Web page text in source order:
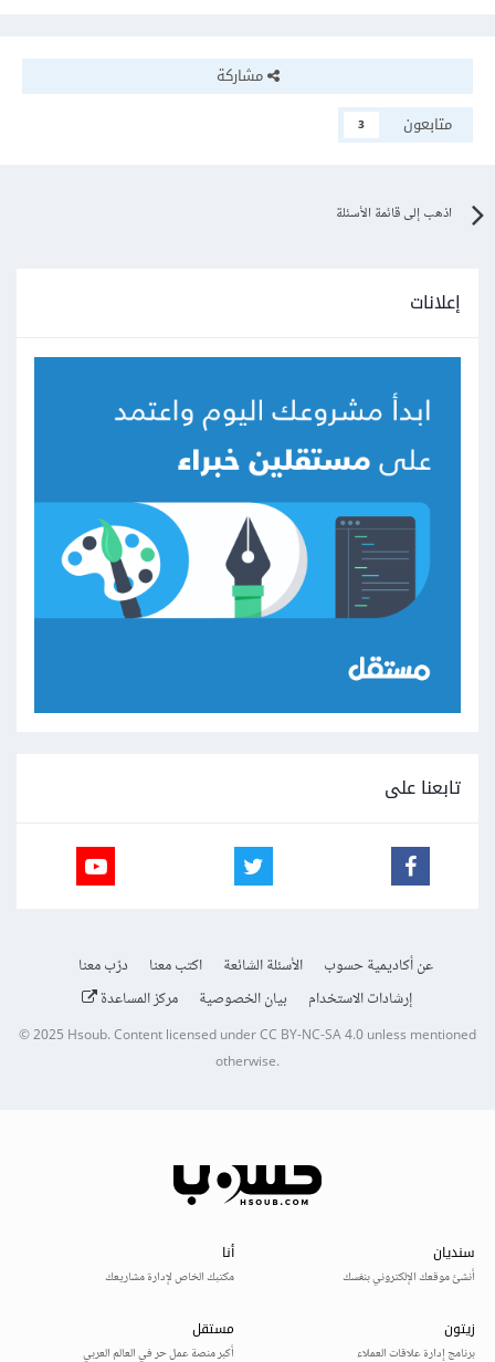
مشاركة
متابعون
3
اذهب إلى قائمة الأسئلة
إعلانات
تابعنا على
عن أكاديمية حسوب الأسئلة الشائعة اكتب معنا
درّب معنا
إرشادات الاستخدام
بيان الخصوصية مركز المساعدة
© 2025Hsoub.Content licensed underCC BY-NC-SA 4.0unless mentioned
otherwise.